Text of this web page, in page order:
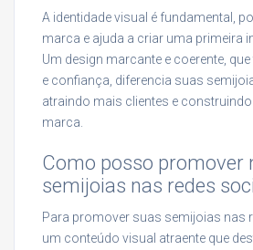
A identidade visual é fundamental,
marca e ajuda a criar uma primeira
Um design marcante e coerente,
e confiança, diferencia suas
atraindo mais clientes e
marca.
Como posso promover
semijoias nas redes
Para promover suas semijoias nas
um conteúdo visual atraente que